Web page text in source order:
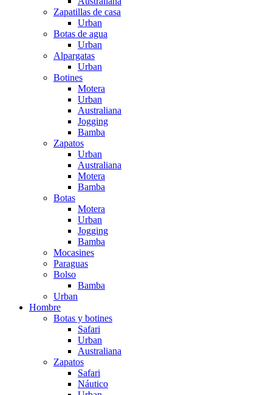
Zapatillas de casa
Urban
Botas de agua
Urban
Alpargatas
Urban
Botines
Motera
Urban
Australiana
Jogging
Bamba
Zapatos
Urban
Australiana
Motera
Bamba
Botas
Motera
Urban
Jogging
Bamba
Mocasines
Paraguas
Bolso
Bamba
Urban
Hombre
Botas y botines
Safari
Urban
Australiana
Zapatos
Safari
Náutico